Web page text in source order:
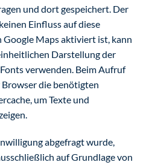
und dort gespeichert. Der
Einfluss auf diese
Maps aktiviert ist, kann
Darstellung der
verwenden. Beim Aufruf
die benötigten
um Texte und
abgefragt wurde,
auf Grundlage von